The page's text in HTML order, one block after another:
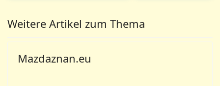
Weitere Artikel zum Thema
Mazdaznan.eu